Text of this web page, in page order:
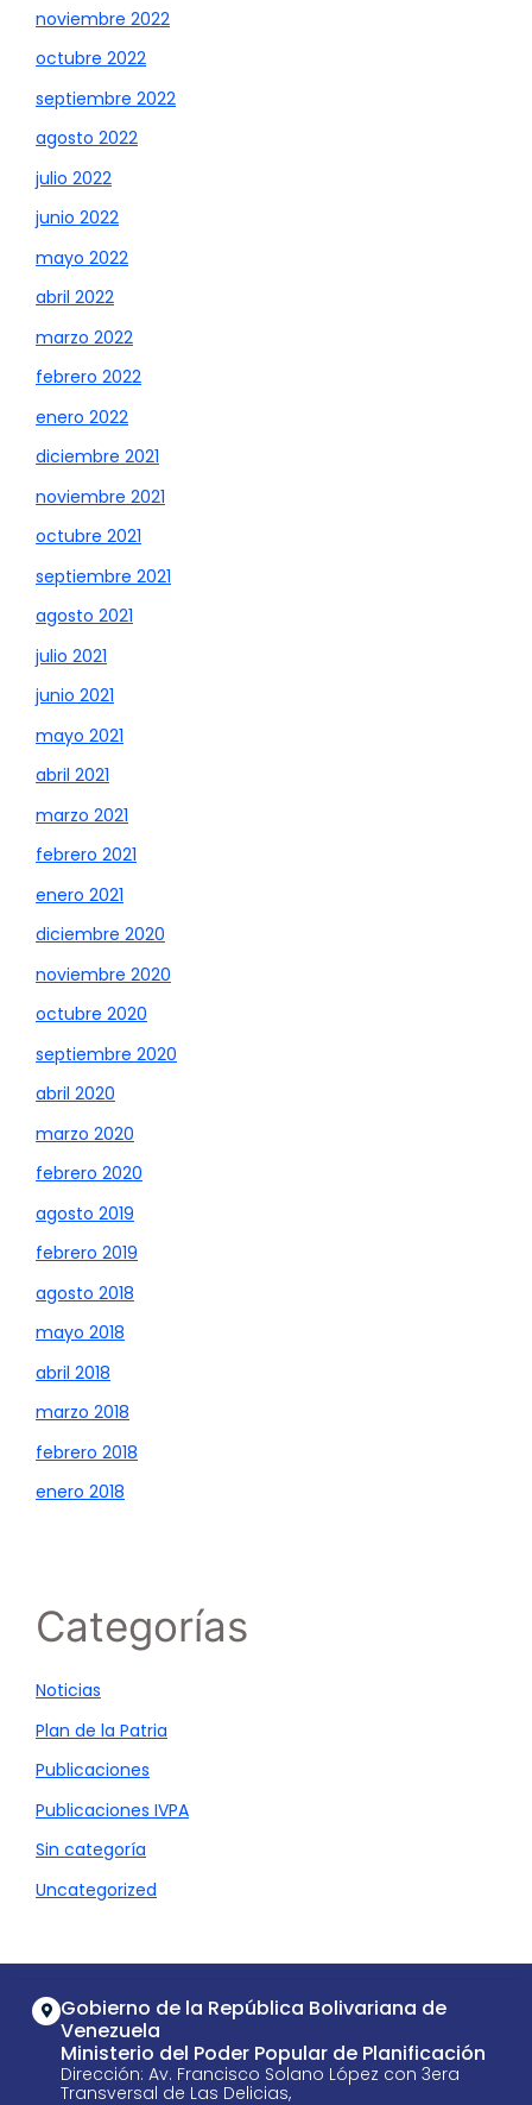
noviembre 2022
octubre 2022
septiembre 2022
agosto 2022
julio 2022
junio 2022
mayo 2022
abril 2022
marzo 2022
febrero 2022
enero 2022
diciembre 2021
noviembre 2021
octubre 2021
septiembre 2021
agosto 2021
julio 2021
junio 2021
mayo 2021
abril 2021
marzo 2021
febrero 2021
enero 2021
diciembre 2020
noviembre 2020
octubre 2020
septiembre 2020
abril 2020
marzo 2020
febrero 2020
agosto 2019
febrero 2019
agosto 2018
mayo 2018
abril 2018
marzo 2018
febrero 2018
enero 2018
Categorías
Noticias
Plan de la Patria
Publicaciones
Publicaciones IVPA
Sin categoría
Uncategorized
Gobierno de la República Bolivariana de
Venezuela
Ministerio del Poder Popular de Planificación
Dirección: Av. Francisco Solano López con 3era
Transversal de Las Delicias,